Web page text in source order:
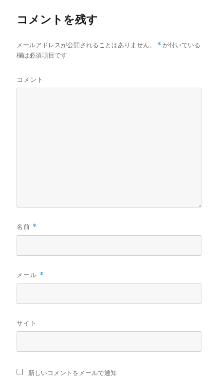
コメントを残す
メールアドレスが公開されることはありません。 * が付いている
欄は必須項目です
コメント
名前 *
メール *
サイト
新しいコメントをメールで通知